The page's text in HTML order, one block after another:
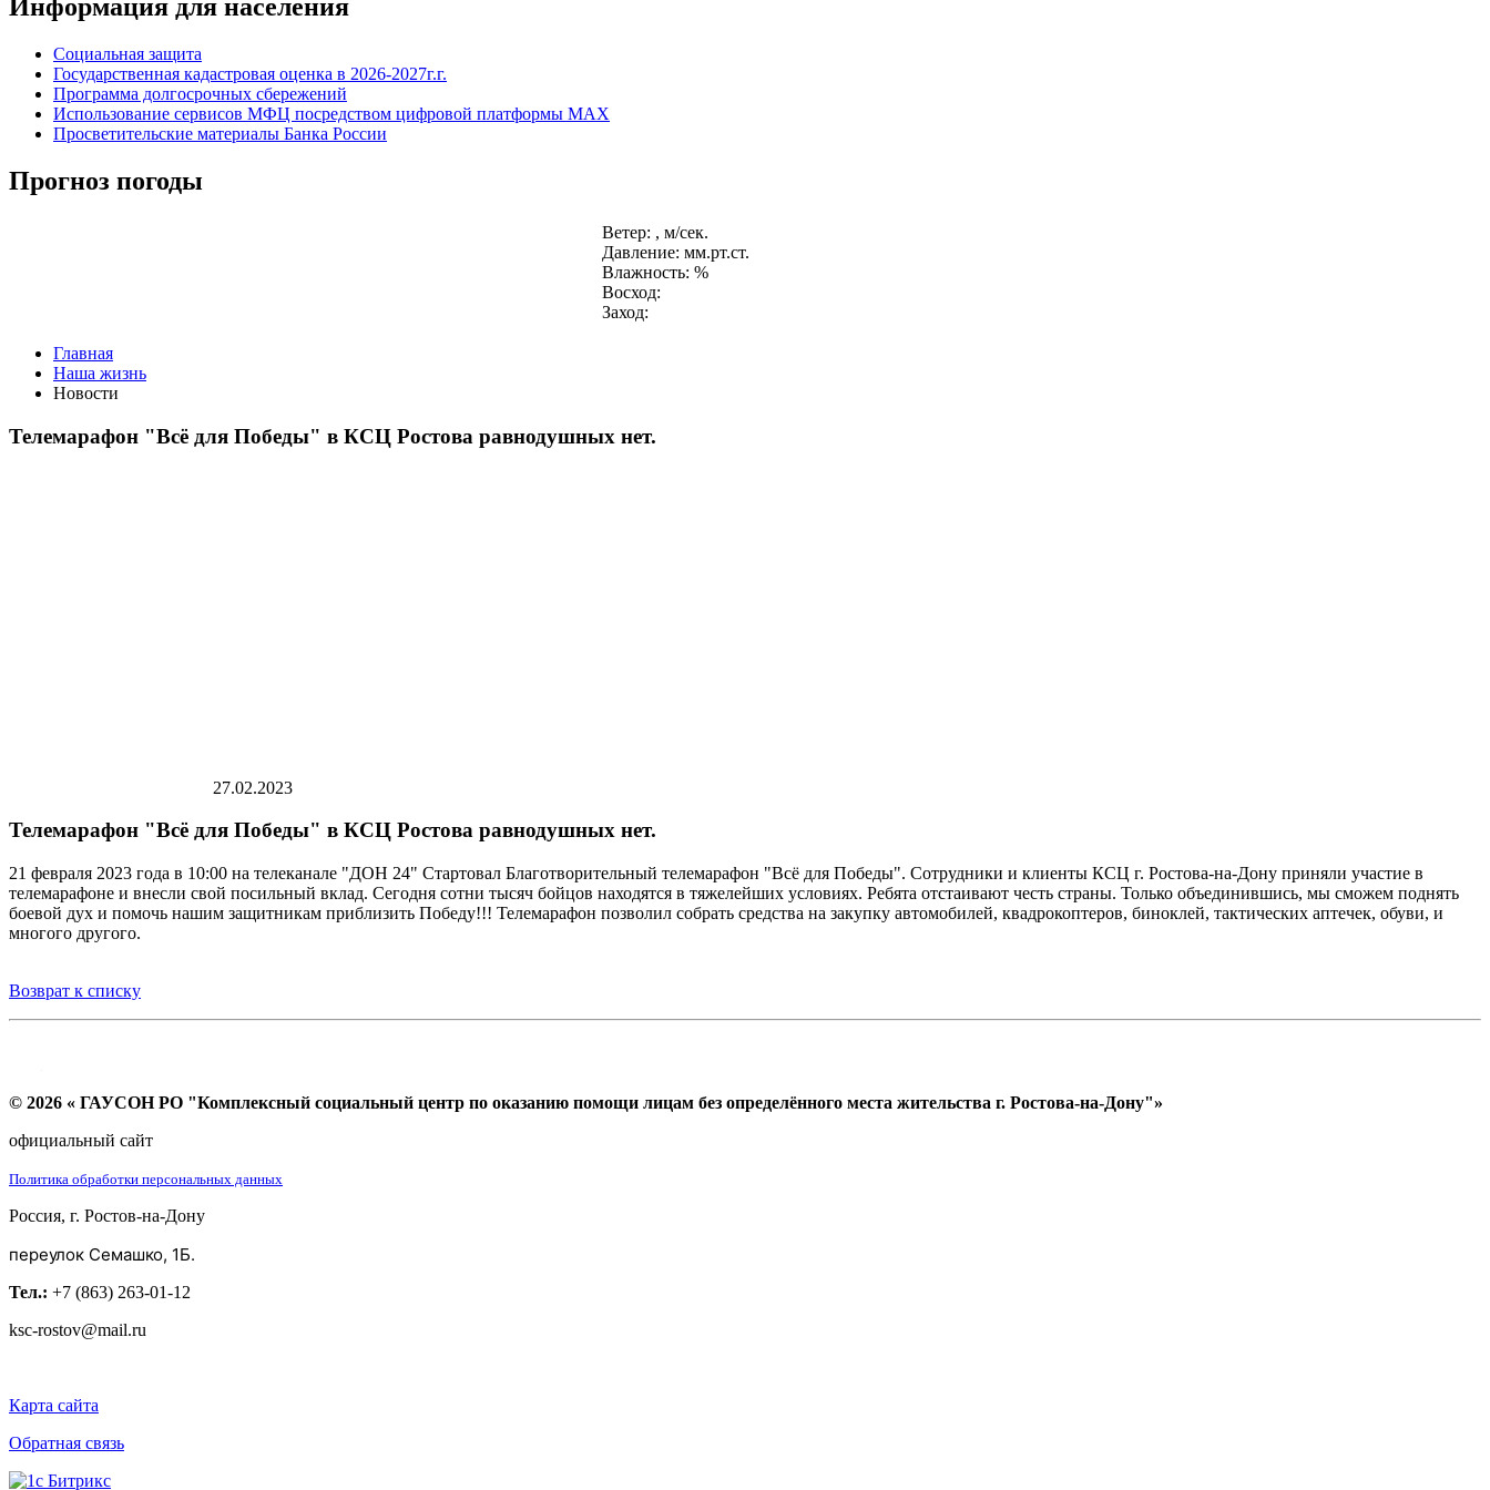
Информация для населения
Социальная защита
Государственная кадастровая оценка в 2026-2027г.г.
Программа долгосрочных сбережений
Использование сервисов МФЦ посредством цифровой платформы MAX
Просветительские материалы Банка России
Прогноз погоды
Ветер: , м/сек.
Давление: мм.рт.ст.
Влажность: %
Восход:
Заход:
Главная
Наша жизнь
Новости
Телемарафон "Всё для Победы" в КСЦ Ростова равнодушных нет.
27.02.2023
Телемарафон "Всё для Победы" в КСЦ Ростова равнодушных нет.
21 февраля 2023 года в 10:00 на телеканале "ДОН 24" Стартовал Благотворительный телемарафон "Всё для Победы". Сотрудники и клиенты КСЦ г. Ростова-на-Дону приняли участие в
телемарафоне и внесли свой посильный вклад. Сегодня сотни тысяч бойцов находятся в тяжелейших условиях. Ребята отстаивают честь страны. Только объединившись, мы сможем поднять
боевой дух и помочь нашим защитникам приблизить Победу!!! Телемарафон позволил собрать средства на закупку автомобилей, квадрокоптеров, биноклей, тактических аптечек, обуви, и
многого другого.
Возврат к списку
© 2026 « ГАУСОН РО "Комплексный социальный центр по оказанию помощи лицам без определённого места жительства г. Ростова-на-Дону"»
официальный сайт
Политика обработки персональных данных
Россия, г. Ростов-на-Дону
переулок Семашко, 1Б.
Тел.: +7 (863) 263-01-12
ksc-rostov@mail.ru
Карта сайта
Обратная связь